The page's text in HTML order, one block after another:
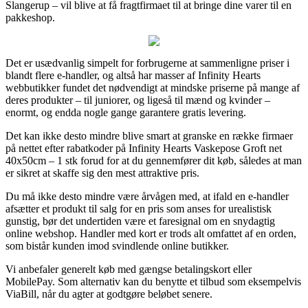
Slangerup – vil blive at få fragtfirmaet til at bringe dine varer til en
pakkeshop.
Det er usædvanlig simpelt for forbrugerne at sammenligne priser i
blandt flere e-handler, og altså har masser af Infinity Hearts
webbutikker fundet det nødvendigt at mindske priserne på mange af
deres produkter – til juniorer, og ligeså til mænd og kvinder –
enormt, og endda nogle gange garantere gratis levering.
Det kan ikke desto mindre blive smart at granske en række firmaer
på nettet efter rabatkoder på Infinity Hearts Vaskepose Groft net
40x50cm – 1 stk forud for at du gennemfører dit køb, således at man
er sikret at skaffe sig den mest attraktive pris.
Du må ikke desto mindre være årvågen med, at ifald en e-handler
afsætter et produkt til salg for en pris som anses for urealistisk
gunstig, bør det undertiden være et faresignal om en snydagtig
online webshop. Handler med kort er trods alt omfattet af en orden,
som bistår kunden imod svindlende online butikker.
Vi anbefaler generelt køb med gængse betalingskort eller
MobilePay. Som alternativ kan du benytte et tilbud som eksempelvis
ViaBill, når du agter at godtgøre beløbet senere.